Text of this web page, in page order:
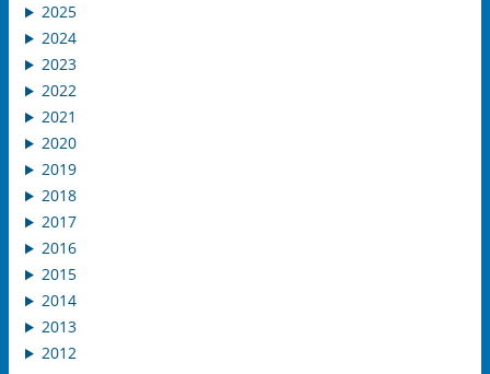
2025
2024
2023
2022
2021
2020
2019
2018
2017
2016
2015
2014
2013
2012